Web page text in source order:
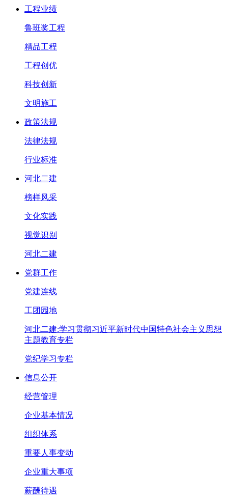
工程业绩
鲁班奖工程
精品工程
工程创优
科技创新
文明施工
政策法规
法律法规
行业标准
河北二建
榜样风采
文化实践
视觉识别
河北二建
党群工作
党建连线
工团园地
河北二建:学习贯彻习近平新时代中国特色社会主义思想
主题教育专栏
党纪学习专栏
信息公开
经营管理
企业基本情况
组织体系
重要人事变动
企业重大事项
薪酬待遇